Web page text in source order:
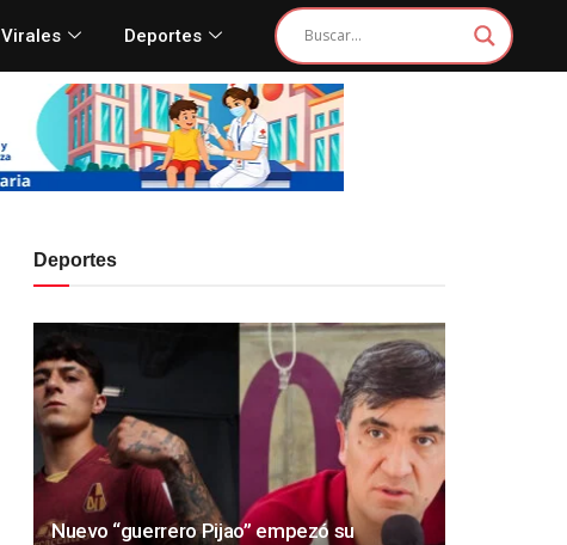
Virales Deportes
Deportes
Nuevo “guerrero Pijao” empezó su